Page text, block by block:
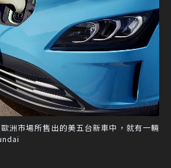
洲市場所售出的美五台新車中，就有一輛